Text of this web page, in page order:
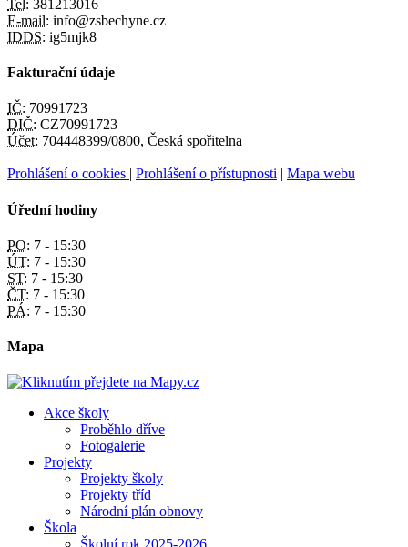
Tel: 381213016
E-mail: info@zsbechyne.cz
IDDS: ig5mjk8
Fakturační údaje
IČ: 70991723
DIČ: CZ70991723
Účet: 704448399/0800, Česká spořitelna
Prohlášení o cookies | Prohlášení o přístupnosti | Mapa webu
Úřední hodiny
PO: 7 - 15:30
ÚT: 7 - 15:30
ST: 7 - 15:30
ČT: 7 - 15:30
PÁ: 7 - 15:30
Mapa
Akce školy
Proběhlo dříve
Fotogalerie
Projekty
Projekty školy
Projekty tříd
Národní plán obnovy
Škola